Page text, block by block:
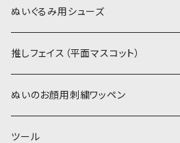
カーリーベルボア
パウダーボア（4mm）
ウィッグボア（8cm）
白系
ミニワッペン
リボン
ぬいぐるみ用シューズ
推しフェイス（平面マスコット）
ぬいのお顔用刺繍ワッペン
ツール